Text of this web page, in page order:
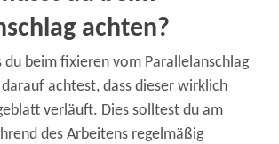
achten?
du beim fixieren vom Parallelanschlag
achtest, dass dieser wirklich
verläuft. Dies solltest du am
des Arbeitens regelmäßig